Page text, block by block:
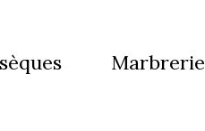
Marbrerie